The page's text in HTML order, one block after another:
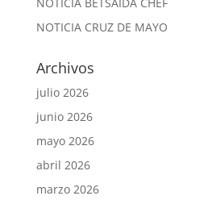
NOTICIA BETSAIDA CHEF
NOTICIA CRUZ DE MAYO
Archivos
julio 2026
junio 2026
mayo 2026
abril 2026
marzo 2026